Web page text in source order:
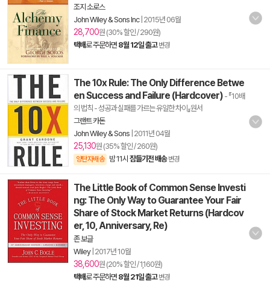
조지 소로스
John Wiley & Sons Inc| 2015년 06월
28,700원 (30% 할인 / 290원)
택배로 주문하면 8월 12일 출고 변경
The 10x Rule: The Only Difference Betwe
en Success and Failure (Hardcover) - 『10배
의 법칙 - 성공과 실패를 가르는 유일한 차이』원서
그랜트 카돈
John Wiley & Sons 2011년 04월
25,130원 (35% 할인 / 260원)
양탄자배송 밤 11시 잠들기전 배송 변경
The Little Book of Common Sense Investi
ng: The Only Way to Guarantee Your Fair
Share of Stock Market Returns (Hardcov
er, 10, Anniversary, Re)
존 보글
Wiley| 2017년 10월
38,600원 (20% 할인 / 1,160원)
택배로 주문하면 8월 21일 출고 변경